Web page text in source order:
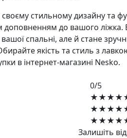
стильному дизайну та
доповненням до вашого ліжка.
вашої спальні, але й стане
якість та стиль з
в інтернет-магазині Nesko.
0/5
Залишіть